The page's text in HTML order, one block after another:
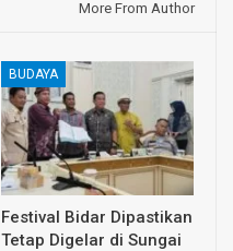
More From Author
BUDAYA
Festival Bidar Dipastikan
Tetap Digelar di Sungai